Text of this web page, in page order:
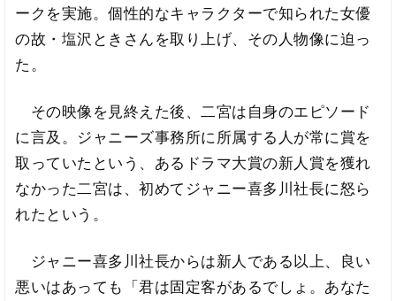
ークを実施。個性的なキャラクターで知られた女優
の故・塩沢ときさんを取り上げ、その人物像に迫っ
た。
その映像を見終えた後、二宮は自身のエピソード
に言及。ジャニーズ事務所に所属する人が常に賞を
取っていたという、あるドラマ大賞の新人賞を獲れ
なかった二宮は、初めてジャニー喜多川社長に怒ら
れたという。
ジャニー喜多川社長からは新人である以上、良い
悪いはあっても「君は固定客があるでしょ。あなた